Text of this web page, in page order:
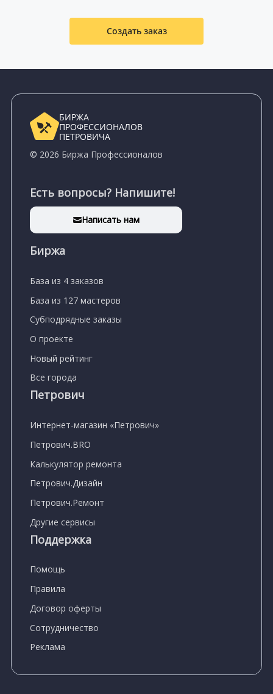
Создать заказ
БИРЖА
ПРОФЕССИОНАЛОВ
ПЕТРОВИЧА
© 2026 Биржа Профессионалов
Есть вопросы? Напишите!
Написать нам
Биржа
База из 4 заказов
База из 127 мастеров
Субподрядные заказы
О проекте
Новый рейтинг
Все города
Петрович
Интернет-магазин «Петрович»
Петрович.BRO
Калькулятор ремонта
Петрович.Дизайн
Петрович.Ремонт
Другие сервисы
Поддержка
Помощь
Правила
Договор оферты
Сотрудничество
Реклама